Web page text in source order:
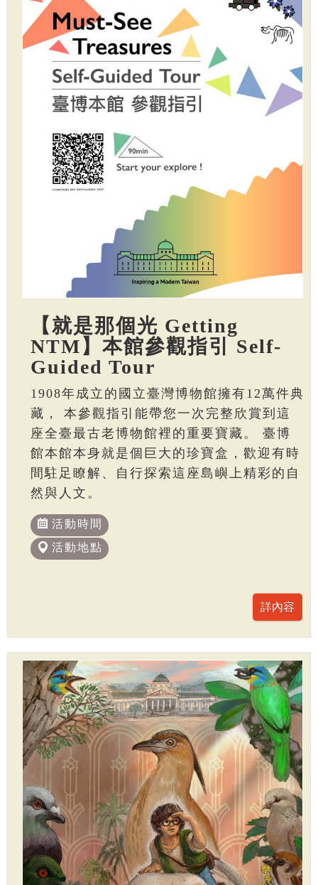
【就是那個光 Getting
NTM】本館參觀指引 Self-
Guided Tour
1908年成立的國立臺灣博物館擁有12萬件典
藏， 本參觀指引能帶您一次完整欣賞到這
座全臺最古老博物館裡的重要寶藏。 臺博
館本館本身就是個巨大的珍寶盒，歡迎有時
間駐足瞭解、自行探索這座島嶼上精彩的自
然與人文。
活動時間
活動地點